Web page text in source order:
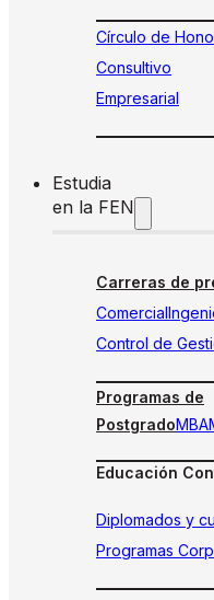
Círculo de
Consultivo
Empresarial
Estudia
en la FEN
Carreras de
Comercial
Control de
Programas de
PostgradoMBA
Educación
Diplomados y
Programas